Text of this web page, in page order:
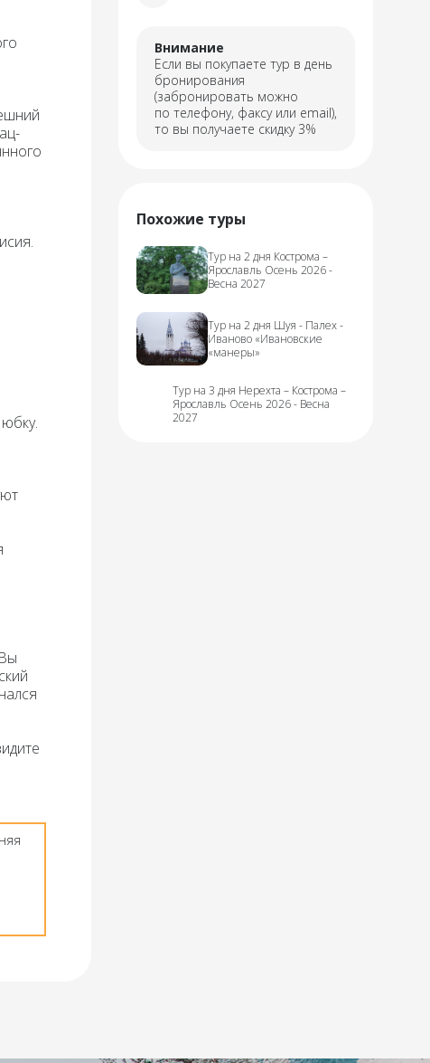
Вы
Внимание
Если вы покупаете тур в день
бронирования
(забронировать можно
по телефону, факсу или email),
то вы получаете скидку 3%
Похожие туры
Тур на 2 дня Кострома –
Ярославль Осень 2026 -
Весна 2027
Тур на 2 дня Шуя - Палех -
Иваново «Ивановские
«манеры»
Тур на 3 дня Нерехта – Кострома –
Ярославль Осень 2026 - Весна
2027